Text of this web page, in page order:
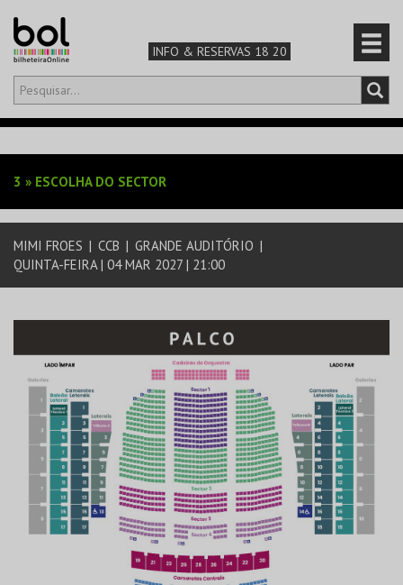
INFO & RESERVAS 18 20
Olá,iniciar sessão
TEATRO & ARTE
MÚSICA & FESTIVAIS
DESPORTO & AVENTURA
3 » ESCOLHA DO SECTOR
MIMI FROES | CCB | GRANDE AUDITÓRIO |
QUINTA-FEIRA | 04 MAR 2027 | 21:00